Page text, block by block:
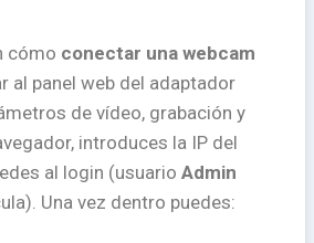
cómo conectar una webcam
al panel web del adaptador
de vídeo, grabación y
introduces la IP del
al login (usuario Admin
Una vez dentro puedes: